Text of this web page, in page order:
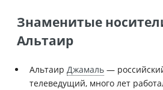
Знаменитые
Альтаир
Альтаир Джамаль —
телеведущий, много лет